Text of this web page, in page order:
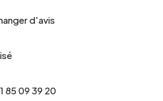
d'avis
85 09 39 20